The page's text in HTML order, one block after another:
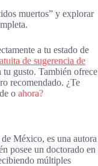
muertos” y explorar
a tu estado de
de sugerencia de
tu gusto. También ofrece
recomendado. ¿Te
o ahora?
México, es una autora
posee un doctorado en
múltiples